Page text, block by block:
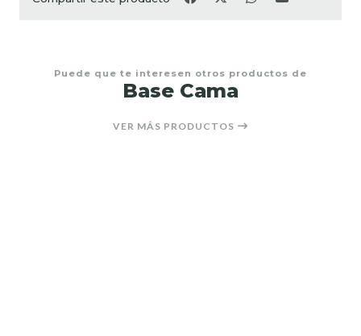
Puede que te interesen otros productos de
Base Cama
VER MÁS PRODUCTOS